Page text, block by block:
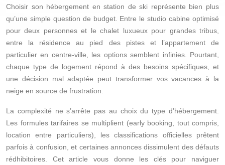
Choisir son hébergement en station de ski représente bien plus
qu’une simple question de budget. Entre le studio cabine optimisé
pour deux personnes et le chalet luxueux pour grandes tribus,
entre la résidence au pied des pistes et l’appartement de
particulier en centre-ville, les options semblent infinies. Pourtant,
chaque type de logement répond à des besoins spécifiques, et
une décision mal adaptée peut transformer vos vacances à la
neige en source de frustration.
La complexité ne s’arrête pas au choix du type d’hébergement.
Les formules tarifaires se multiplient (early booking, tout compris,
location entre particuliers), les classifications officielles prêtent
parfois à confusion, et certaines annonces dissimulent des défauts
rédhibitoires. Cet article vous donne les clés pour naviguer